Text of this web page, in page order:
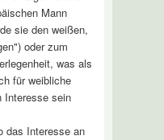
Mann
sie den weißen,
oder zum
was als
für weibliche
Interesse sein
das Interesse an